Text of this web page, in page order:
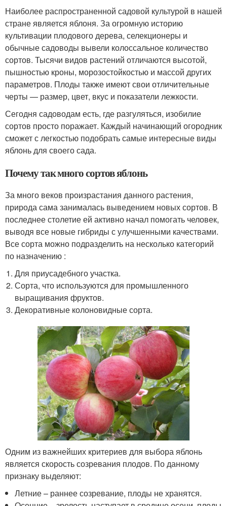
Наиболее распространенной садовой культурой в нашей
стране является яблоня. За огромную историю
культивации плодового дерева, селекционеры и
обычные садоводы вывели колоссальное количество
сортов. Тысячи видов растений отличаются высотой,
пышностью кроны, морозостойкостью и массой других
параметров. Плоды также имеют свои отличительные
черты — размер, цвет, вкус и показатели лежкости.
Сегодня садоводам есть, где разгуляться, изобилие
сортов просто поражает. Каждый начинающий огородник
сможет с легкостью подобрать самые интересные виды
яблонь для своего сада.
Почему так много сортов яблонь
За много веков произрастания данного растения,
природа сама занималась выведением новых сортов. В
последнее столетие ей активно начал помогать человек,
выводя все новые гибриды с улучшенными качествами.
Все сорта можно подразделить на несколько категорий
по назначению :
Для приусадебного участка.
Сорта, что используются для промышленного
выращивания фруктов.
Декоративные колоновидные сорта.
Одним из важнейших критериев для выбора яблонь
является скорость созревания плодов. По данному
признаку выделяют:
Летние – раннее созревание, плоды не хранятся.